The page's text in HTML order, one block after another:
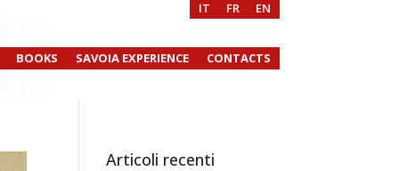
IT FR EN
BOOKS SAVOIA EXPERIENCE CONTACTS
Articoli recenti